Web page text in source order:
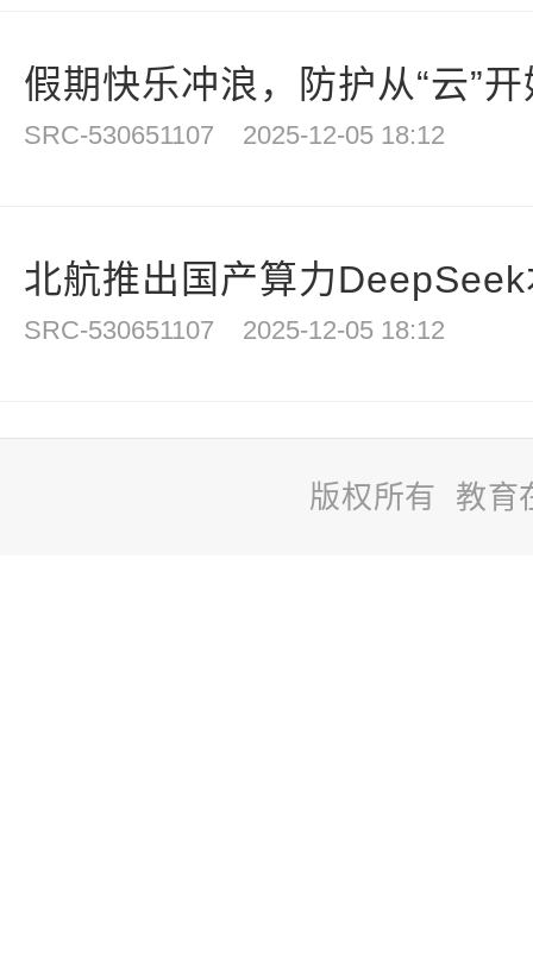
假期快乐冲浪，防护从“云”开
SRC-530651107 2025-12-05 18:12
北航推出国产算力
SRC-530651107 2025-12-05 18:12
版权所有 教育